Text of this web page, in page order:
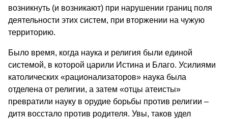
возникнуть (и возникают) при нарушении границ поля
деятельности этих систем, при вторжении на чужую
территорию.
Было время, когда наука и религия были единой
системой, в которой царили Истина и Благо. Усилиями
католических «рационализаторов» наука была
отделена от религии, а затем «отцы атеисты»
превратили науку в орудие борьбы против религии –
дитя восстало против родителя. Увы, таков удел